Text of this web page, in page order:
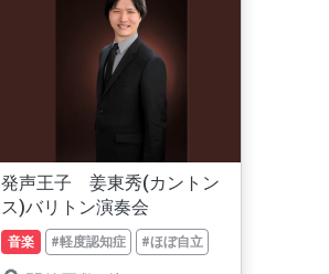
発声王子 姜東秀(カントン
ス)バリトン演奏会
音楽 #軽度認知症 #ほぼ自立